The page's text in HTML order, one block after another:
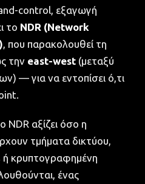
control, εξαγωγή
το NDR (Network
, που παρακολουθεί τη
την east-west (μεταξύ
— για να εντοπίσει ό,τι
NDR αξίζει όσο η
τμήματα δικτύου,
κρυπτογραφημένη
ένας